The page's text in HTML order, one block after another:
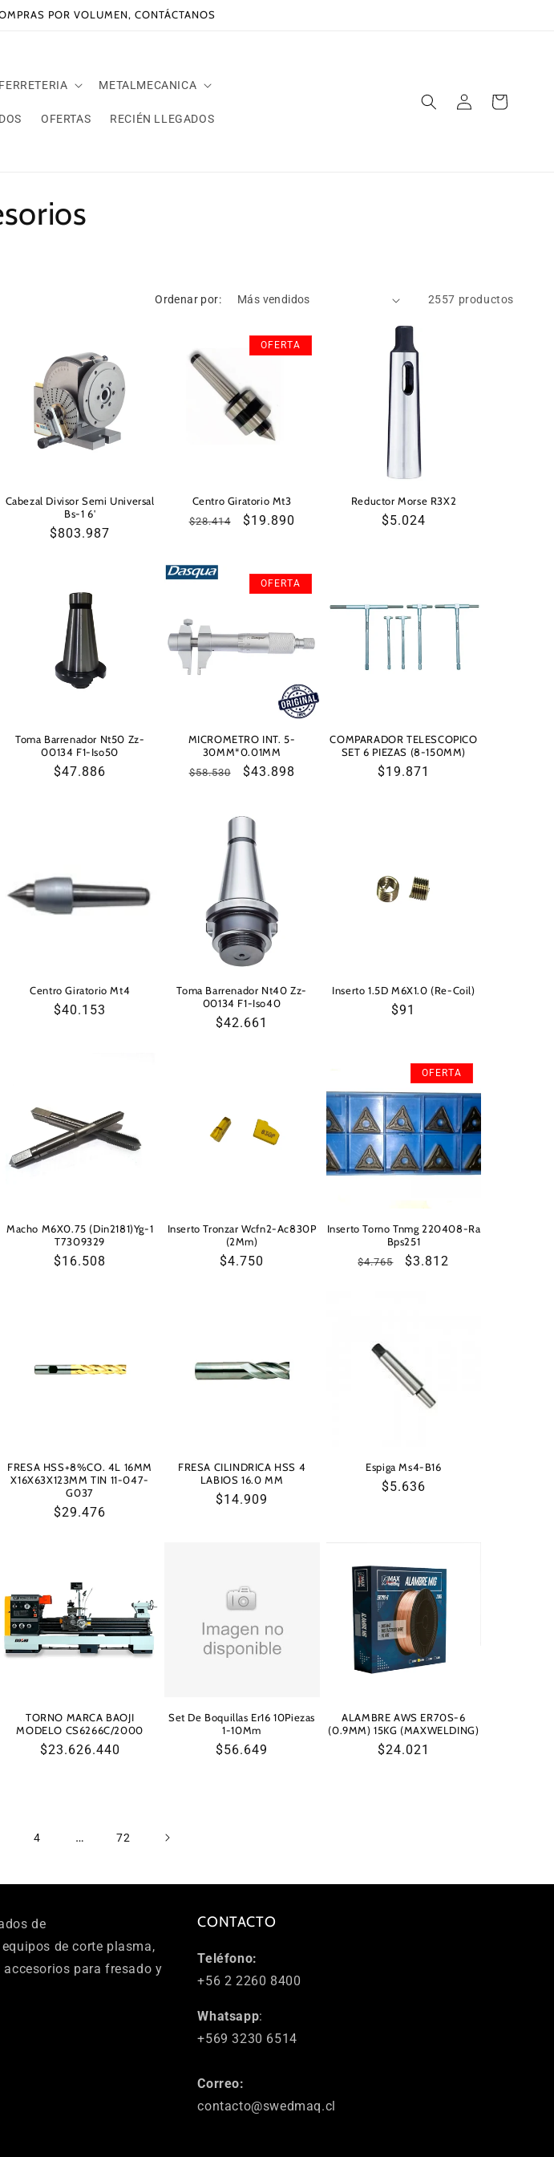
POR VOLUMEN, CONTÁCTANOS
METALMECANICA
OFERTAS RECIÉN LLEGADOS
sesión
Carrito
Ordenar por: 2557 productos
Cabezal Divisor Semi Universal
Bs-1 6'
Precio
$803.987
OFERTA
Centro Giratorio Mt3
Precio
$28.414
Precio
$19.890
Reductor Morse R3X2
Precio
$5.024
Toma Barrenador Nt50 Zz-
00134 F1-Iso50
Precio
$47.886
OFERTA
MICROMETRO INT. 5-
30MM*0.01MM
Precio
$58.530
Precio
$43.898
COMPARADOR TELESCOPICO
SET 6 PIEZAS (8-150MM)
Precio
$19.871
Centro Giratorio Mt4
Precio
$40.153
Toma Barrenador Nt40 Zz-
00134 F1-Iso40
Precio
$42.661
Inserto 1.5D M6X1.0 (Re-Coil)
Precio
$91
Macho M6X0.75 (Din2181)Yg-1
T7309329
Precio
$16.508
Inserto Tronzar Wcfn2-Ac830P
(2Mm)
Precio
$4.750
OFERTA
Inserto Torno Tnmg 220408-Ra
Bps251
Precio
$4.765
Precio
$3.812
FRESA HSS+8%CO. 4L 16MM
X16X63X123MM TIN 11-047-
G037
Precio
$29.476
FRESA CILINDRICA HSS 4
LABIOS 16.0 MM
Precio
$14.909
Espiga Ms4-B16
Precio
$5.636
TORNO MARCA BAOJI
MODELO CS6266C/2000
Precio
$23.626.440
Set De Boquillas Er16 10Piezas
1-10Mm
Precio
$56.649
ALAMBRE AWS ER70S-6
(0.9MM) 15KG (MAXWELDING)
Precio
$24.021
4 … 72
de
de corte plasma,
accesorios para fresado y
CONTACTO
Teléfono:
+56 2 2260 8400
Whatsapp:
+569 3230 6514
Correo:
contacto@swedmaq.cl